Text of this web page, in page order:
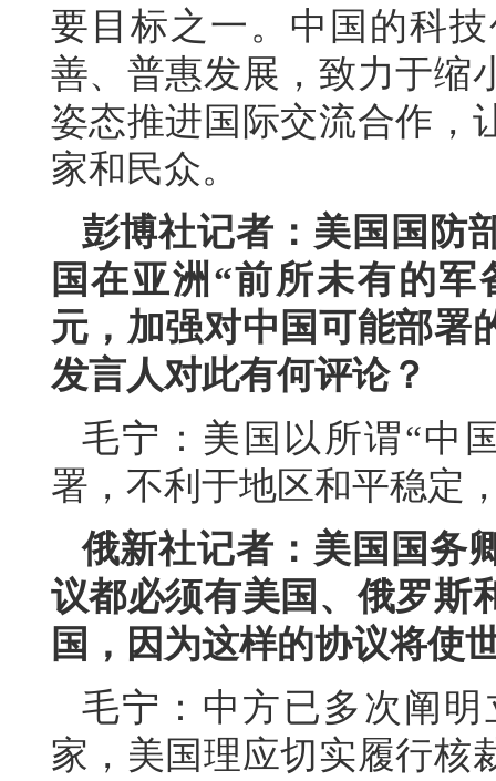
要目标之一。中国的科
善、普惠发展，致力于缩
姿态推进国际交流合作，
家和民众。
彭博社记者：美国国防
国在亚洲“前所未有的
元，加强对中国可能部署
发言人对此有何评论？
毛宁：美国以所谓“中
署，不利于地区和平稳定
俄新社记者：美国国务
议都必须有美国、俄罗斯
国，因为这样的协议将使
毛宁：中方已多次阐
家，美国理应切实履行核